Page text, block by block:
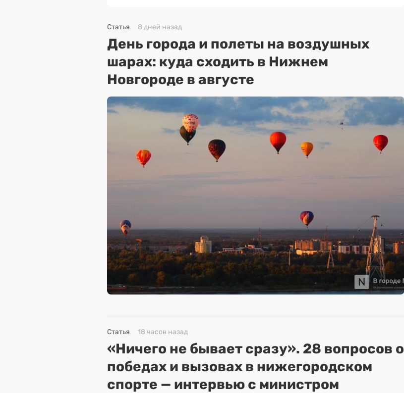
Статья 8 дней назад
День города и полеты на воздушных
шарах: куда сходить в Нижнем
Новгороде в августе
Статья 18 часов назад
«Ничего не бывает сразу». 28 вопросов о
победах и вызовах в нижегородском
спорте — интервью с министром